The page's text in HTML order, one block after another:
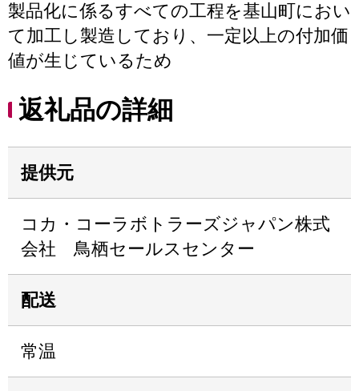
製品化に係るすべての工程を基山町におい
て加工し製造しており、一定以上の付加価
値が生じているため
返礼品の詳細
提供元
コカ・コーラボトラーズジャパン株式
会社 鳥栖セールスセンター
配送
常温